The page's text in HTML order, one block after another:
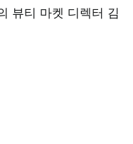
뷰티 마켓 디렉터 김